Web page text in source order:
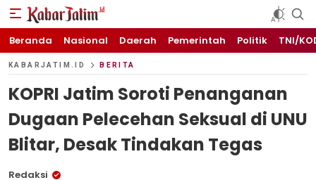
KABARJATIM.id
Kabar Jawa timuran
Beranda Nasional Daerah Pemerintah Politik TNI/
KABARJATIM.ID BERITA
KOPRI Jatim Soroti Penanganan
Dugaan Pelecehan Seksual di UNU
Blitar, Desak Tindakan Tegas
Redaksi